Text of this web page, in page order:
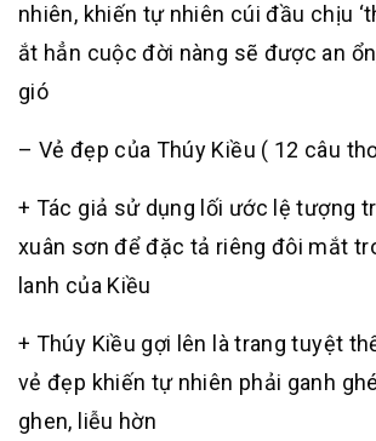
nhiên, khiến tự nhiên cúi đầu chịu
ắt hẳn cuộc đời nàng sẽ được an
gió
– Vẻ đẹp của Thúy Kiều ( 12 câu
+ Tác giả sử dụng lối ước lệ tượng
xuân sơn để đặc tả riêng đôi mắt
lanh của Kiều
+ Thúy Kiều gợi lên là trang tuyệt
vẻ đẹp khiến tự nhiên phải ganh
ghen, liễu hờn